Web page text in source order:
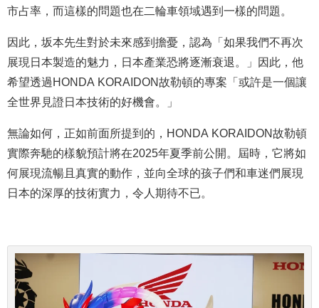
市占率，而這樣的問題也在二輪車領域遇到一樣的問題。
因此，坂本先生對於未來感到擔憂，認為「如果我們不再次
展現日本製造的魅力，日本產業恐將逐漸衰退。」因此，他
希望透過HONDA KORAIDON故勒頓的專案「或許是一個讓
全世界見證日本技術的好機會。」
無論如何，正如前面所提到的，HONDA KORAIDON故勒頓
實際奔馳的樣貌預計將在2025年夏季前公開。屆時，它將如
何展現流暢且真實的動作，並向全球的孩子們和車迷們展現
日本的深厚的技術實力，令人期待不已。